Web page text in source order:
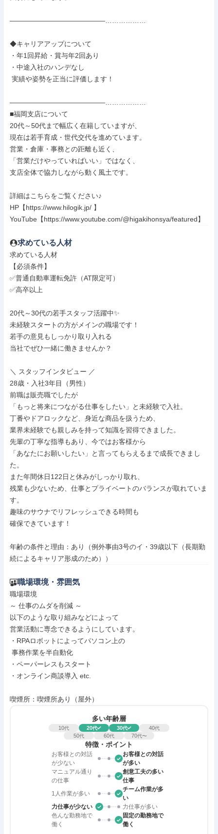
――――――――――――――………………
◆キャリアアップについて
・年1回昇給・賞与年2回あり
・中途入社のハンデなし
――――――――――――――………………
■福岡支店について
20代～50代まで幅広く在籍していますが、
現在は若手育成・世代交代を進めています。
営業・倉庫・事務との距離も近く、
「営業だけやっていればいい」ではなく、
支店全体で協力しながら動く風土です。
詳細はこちらをご覧ください♪
HP【https://www.hilogik.jp/ 】
YouTube【https://www.youtube.com/@higakihonsya/featured】
求めている人材
求めている人材
【必須条件】
✅普通自動車運転免許（AT限定可）
✅高卒以上
20代～30代の若手スタッフ活躍中✨
未経験スタートの方がメインの職場です！
若手の意見もしっかり取り入れる
当社でぜひ一緒に働きませんか？
＼ スタッフインタビュー ／
28歳・入社3年目（男性）
前職は販売職でしたが
「もっと将来につながる仕事をしたい」と未経験で入社。
丁番やドアロックなど、身近な商品を扱うため、
業界未経験でも親しみを持って知識を習得できました。
先輩の丁寧な指導もあり、今ではお客様から
「あなたにお願いしたい」と言ってもらえるまで成長できまし
た。
また年間休日122日と休みがしっかり取れ、
残業も少ないため、仕事とプライベートのバランスが取れていま
す。
趣味のサウナでリフレッシュできる時間も
確保できています！
年齢の条件と理由：あり（例外事由3号のイ・39歳以下（長期勤
続によるキャリア形成のため））
職場環境・雰囲気
職場環境
～ 仕事のムダを削減 ～
以下のような取り組みなどによって
営業活動に専念できるようにしています。
・RPAロボットによってパソコン上の
・ペーパーレスもスタート
・オンライン商談導入 etc.
喫煙所：喫煙所あり（屋外）
多い年齢層
10代 20代 30代 40代
50代 60代 70代〜
特徴・ポイント
お客様との対話
が少ない
お客様との対話
が多い
マニュアル通り
の仕事
創意工夫の多い
仕事
1人作業が多い
チーム作業が多
い
力仕事が少ない
力仕事が多い
色んな勤務地で
働く
固定の勤務地で
働く